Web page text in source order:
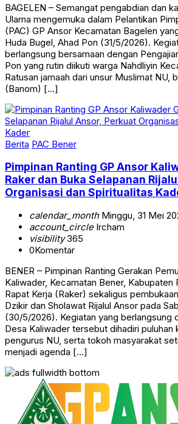
BAGELEN – Semangat pengabdian dan
Ulama mengemuka dalam Pelantikan
(PAC) GP Ansor Kecamatan Bagelen
Huda Bugel, Ahad Pon (31/5/2026).
berlangsung bersamaan dengan
Pon yang rutin diikuti warga Nahdliyin
Ratusan jamaah dari unsur Muslimat NU,
(Banom) […]
Berita PAC Bener
Pimpinan Ranting GP Ansor
Raker dan Buka Selapanan
Organisasi dan Spiritualitas
calendar_monthMinggu, 31 Mei
account_circleIrcham
visibility365
0Komentar
BENER – Pimpinan Ranting Gerakan
Kaliwader, Kecamatan Bener,
Rapat Kerja (Raker) sekaligus
Dzikir dan Sholawat Rijalul Ansor pada
(30/5/2026). Kegiatan yang berlangsung
Desa Kaliwader tersebut dihadiri puluhan
pengurus NU, serta tokoh masyarakat
menjadi agenda […]